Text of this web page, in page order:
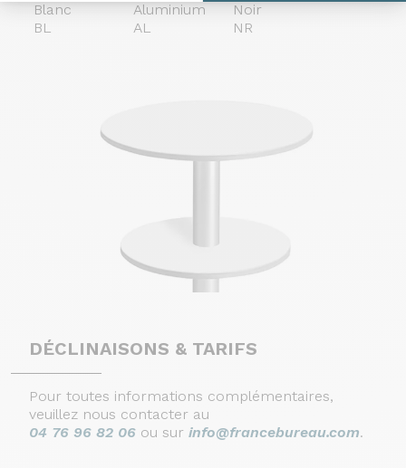
Blanc
BL
Aluminium
AL
Noir
NR
DÉCLINAISONS & TARIFS
Pour toutes informations complémentaires,
veuillez nous contacter au
04 76 96 82 06 ou sur info@francebureau.com.